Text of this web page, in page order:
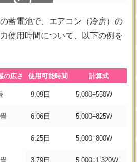
スクロールできます
蓄電池で、エアコン（冷房）の
使用時間について、以下の例を
の広さ 使用可能時間 計算式
9.09日 5,000÷550W
6.06日 5,000÷825W
6.25日 5,000÷800W
3.79日 5,000÷1,320W